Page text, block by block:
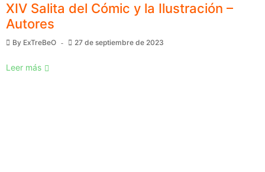
XIV Salita del Cómic y la Ilustración –
Autores
By ExTreBeO 27 de septiembre de 2023
Leer más